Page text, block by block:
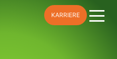
KARRIERE